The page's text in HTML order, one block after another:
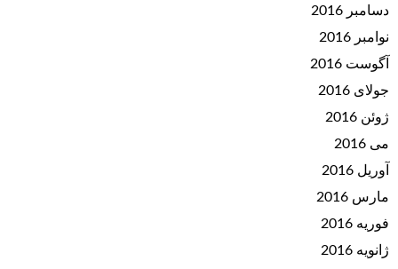
دسامبر 2016
نوامبر 2016
آگوست 2016
جولای 2016
ژوئن 2016
می 2016
آوریل 2016
مارس 2016
فوریه 2016
ژانویه 2016